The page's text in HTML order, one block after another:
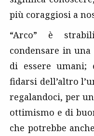
più coraggiosi a
“Arco” è
condensare in
di essere umani;
fidarsi dell’altro
regalandoci, per
ottimismo e di
che potrebbe